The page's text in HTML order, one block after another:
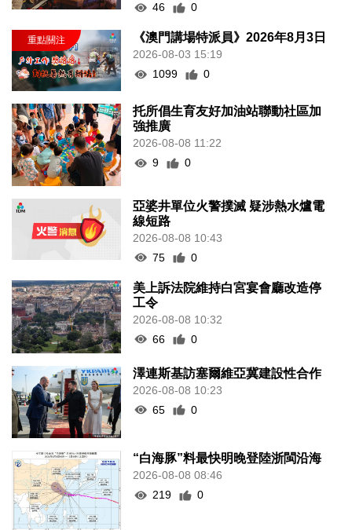
46
0
《澳門講場特派員》2026年8月3日
2026-08-03 15:19
1099
0
托所倡生育友好加油站聯動社區加
強推廣
2026-08-08 11:22
9
0
亞婆井單位火警撲滅 疑涉熱水爐電
線短路
2026-08-08 10:43
75
0
美上訴法院維持白宮宴會廳改造停
工令
2026-08-08 10:32
66
0
澤連斯基訪塞爾維亞冀建設性合作
2026-08-08 10:23
65
0
“白海豚”料最快明晚登陸浙閩沿海
2026-08-08 08:46
219
0